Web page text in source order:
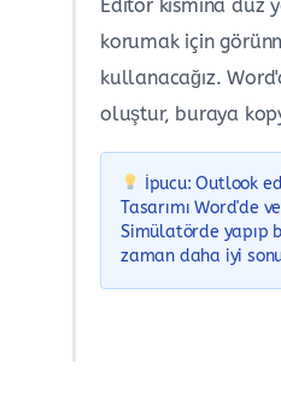
Editör kısmına düz
korumak için
kullanacağız.
oluştur, buraya
İpucu: Outlook
Tasarımı Word'de
Simülatörde yapıp
zaman daha iyi